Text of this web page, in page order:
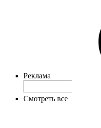
Реклама
Смотреть все